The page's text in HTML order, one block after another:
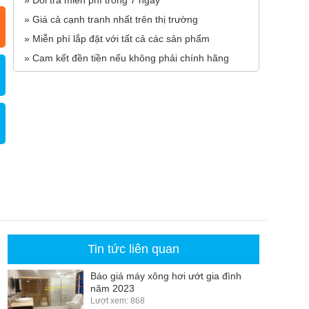
» Giá cả cạnh tranh nhất trên thị trường
» Miễn phí lắp đặt với tất cả các sản phẩm
» Cam kết đền tiền nếu không phải chính hãng
Tin tức liên quan
Báo giá máy xông hơi ướt gia đình
năm 2023
Lượt xem: 868